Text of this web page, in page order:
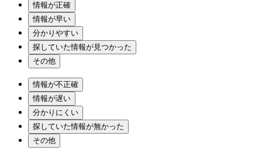
情報が正確
情報が早い
分かりやすい
探していた情報が見つかった
その他
情報が不正確
情報が遅い
分かりにくい
探していた情報が無かった
その他